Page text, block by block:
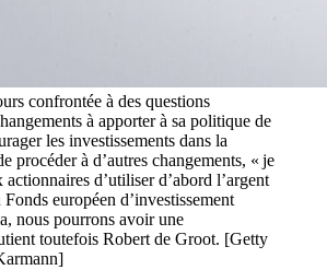
confrontée à des questions
à apporter à sa politique de
les investissements dans la
procéder à d’autres changements, « je
d’utiliser d’abord l’argent
européen d’investissement
nous pourrons avoir une
toutefois Robert de Groot. [Getty